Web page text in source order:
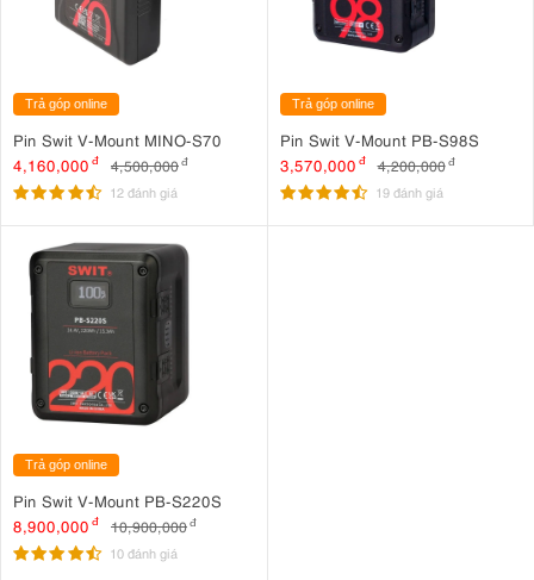
Trả góp online
Pin Swit V-Mount MINO-S70
4,160,000 đ 4,500,000đ
12 đánh giá
Trả góp online
Pin Swit V-Mount PB-S98S
3,570,000 đ 4,200,000 đ
19 đánh giá
Trả góp online
Pin Swit V-Mount PB-S220S
8,900,000 đ 10,900,000đ
10 đánh giá